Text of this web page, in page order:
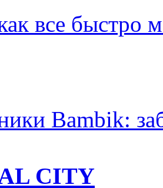
все быстро
Bambik:
CITY